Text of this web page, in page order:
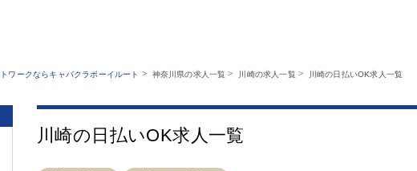
業種から探す
職種から探す
キャバクラボーイルートとは？
サイトマップ
ワークならキャバクラボーイルート > 神奈川県の求人一覧 > 川崎の求人一覧> 川崎の日払いOK求人一覧
川崎の日払いOK求人一覧
銀座 上野 六本木 池袋
立川
千葉中央